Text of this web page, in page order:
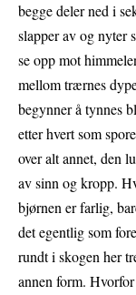
begge deler ned i
slapper av og nyter
se opp mot
mellom trærnes
begynner å tynnes
etter hvert som
over alt annet, den
av sinn og kropp.
bjørnen er farlig,
det egentlig som
rundt i skogen her
annen form.